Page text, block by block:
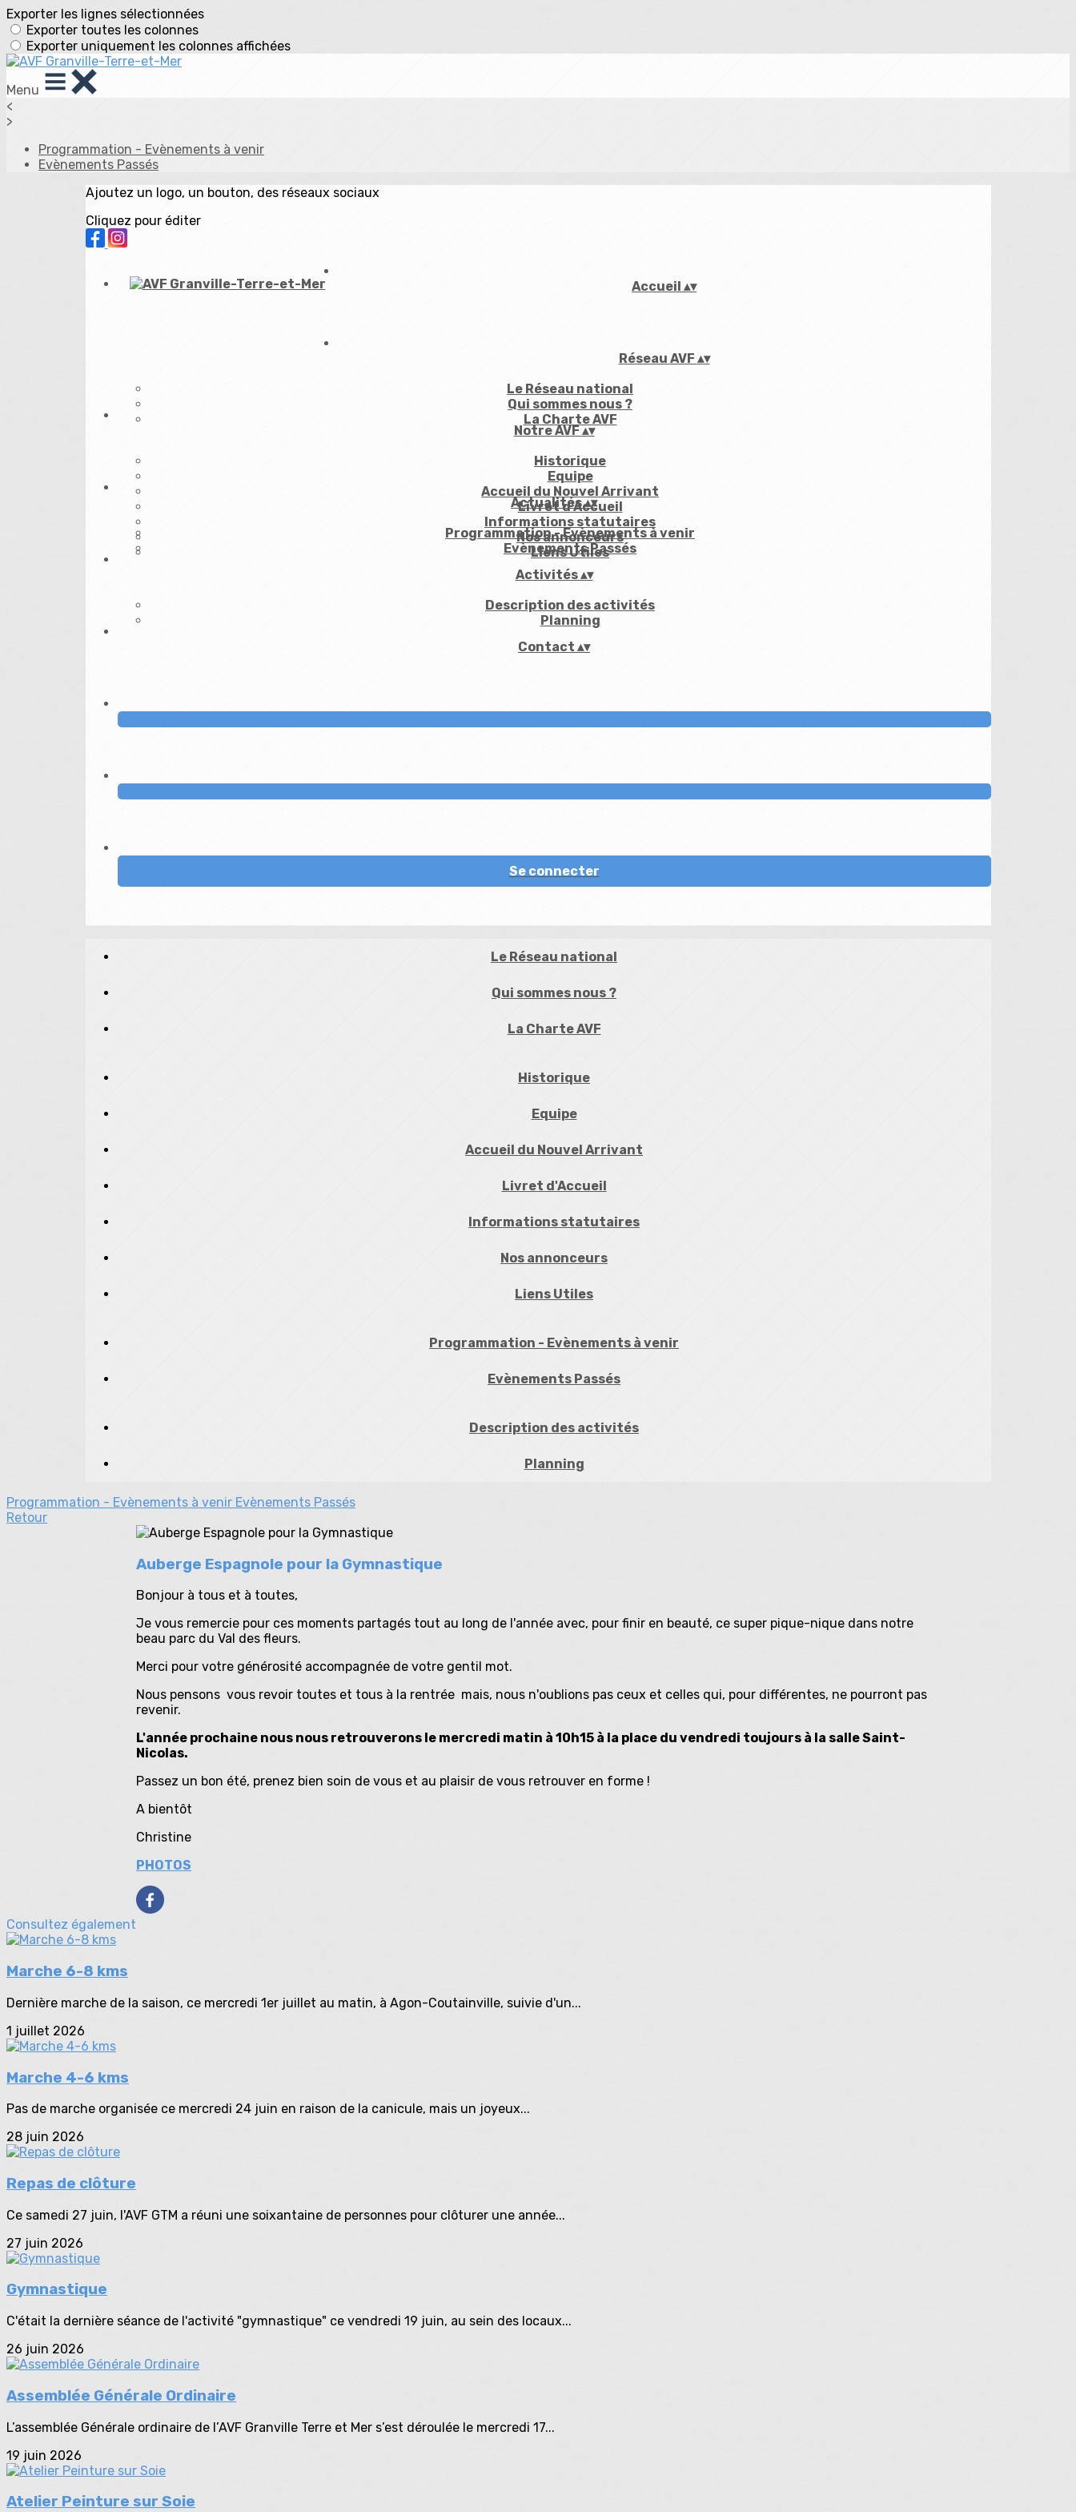
Exporter les lignes sélectionnées
Exporter toutes les colonnes
Exporter uniquement les colonnes affichées
Menu
<
>
Programmation - Evènements à venir
Evènements Passés
Ajoutez un logo, un bouton, des réseaux sociaux
Cliquez pour éditer
Accueil ▴▾
Réseau AVF ▴▾
Le Réseau national
Qui sommes nous ?
La Charte AVF
Notre AVF▴▾
Historique
Equipe
Accueil du Nouvel Arrivant
Livret d'Accueil
Informations statutaires
Nos annonceurs
Liens Utiles
Actualités▴▾
Programmation - Evènements à venir
Evènements Passés
Activités▴▾
Description des activités
Planning
Contact ▴▾
Se connecter
Le Réseau national
Qui sommes nous ?
La Charte AVF
Historique
Equipe
Accueil du Nouvel Arrivant
Livret d'Accueil
Informations statutaires
Nos annonceurs
Liens Utiles
Programmation - Evènements à venir
Evènements Passés
Description des activités
Planning
Programmation - Evènements à venir Evènements Passés
Retour
Auberge Espagnole pour la Gymnastique
Bonjour à tous et à toutes,
Je vous remercie pour ces moments partagés tout au long de l'année avec, pour finir en beauté, ce super pique-nique dans notre
beau parc du Val des fleurs.
Merci pour votre générosité accompagnée de votre gentil mot.
Nous pensons vous revoir toutes et tous à la rentrée mais, nous n'oublions pas ceux et celles qui, pour différentes, ne pourront pas
revenir.
L'année prochaine nous nous retrouverons le mercredi matin à 10h15 à la place du vendredi toujours à la salle Saint-
Nicolas.
Passez un bon été, prenez bien soin de vous et au plaisir de vous retrouver en forme !
A bientôt
Christine
PHOTOS
Consultez également
Marche 6-8 kms
Dernière marche de la saison, ce mercredi 1er juillet au matin, à Agon-Coutainville, suivie d'un...
1 juillet 2026
Marche 4-6 kms
Pas de marche organisée ce mercredi 24 juin en raison de la canicule, mais un joyeux...
28 juin 2026
Repas de clôture
Ce samedi 27 juin, l'AVF GTM a réuni une soixantaine de personnes pour clôturer une année...
27 juin 2026
Gymnastique
C'était la dernière séance de l'activité "gymnastique" ce vendredi 19 juin, au sein des locaux...
26 juin 2026
Assemblée Générale Ordinaire
L’assemblée Générale ordinaire de l’AVF Granville Terre et Mer s’est déroulée le mercredi 17...
19 juin 2026
Atelier Peinture sur Soie